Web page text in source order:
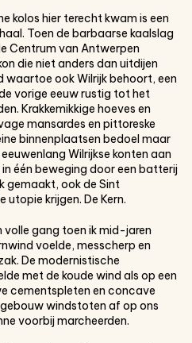
kolos hier terecht kwam is een
Toen de barbaarse kaalslag
Centrum van Antwerpen
die niet anders dan uitdijen
waartoe ook Wilrijk behoort, een
vorige eeuw rustig tot het
Krakkemikkige hoeves en
mansardes en pittoreske
binnenplaatsen bedoel maar
Wilrijkse konten aan
één beweging door een batterij
gemaakt, ook de Sint
krijgen. De Kern.
volle gang toen ik mid-jaren
voelde, messcherp en
De modernistische
met de koude wind als op een
cementspleten en concave
windstoten af op ons
voorbij marcheerden.